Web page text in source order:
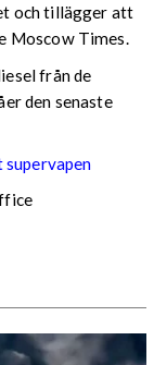
och tillägger att
Moscow Times.
från de
den senaste